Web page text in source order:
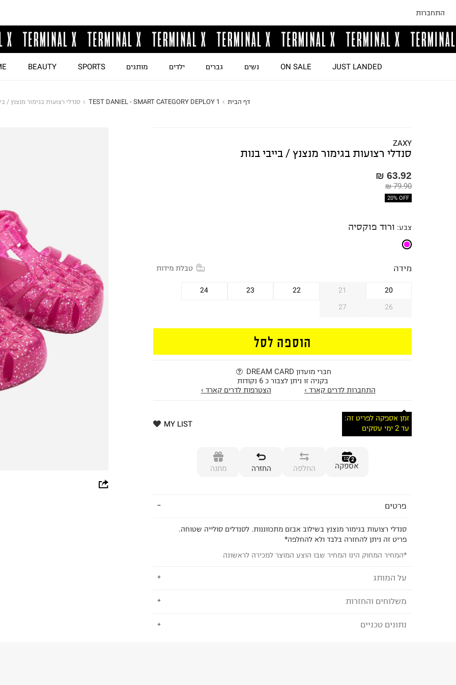
התחברות
JUST LANDED
ON SALE נשים גברים ילדים מותגים SPORTS
BEAUTY
דף הבית TEST DANIEL - SMART CATEGORY DEPLOY 1 סנדלי רצועות בגימור מנצנץ /
ZAXY
סנדלי רצועות בגימור מנצנץ / בייבי בנות
63.92 ₪
79.90 ₪
20% OFF
צבע: ורוד פוקסיה
מידה טבלת מידות
20
21
22
23
24
26
27
הוספה לסל
חברי מועדון DREAM CARD
בקניה זו ניתן לצבור כ 6 נקודות
התחברות לדרים קארד ›
הצטרפות לדרים קארד ›
זמן אספקה לפריט זה:
עד 2 ימי עסקים
MY LIST
2
אספקה החלפה החזרה מתנה
פרטים
סנדלי רצועות בגימור מנצנץ בשילוב אבזם מתכווננות. לסנדלים סולייה שטוחה.
פריט זה ניתן להחזרה בלבד ולא להחלפה*
*המחיר המחוק הינו המחיר שבו הוצע המוצר למכירה לראשונה
על המותג
ZAXY - זקסי
משלוחים והחזרות
לבחירת בשיטת המשלוח המתאימה לכם,
נתונים טכניים